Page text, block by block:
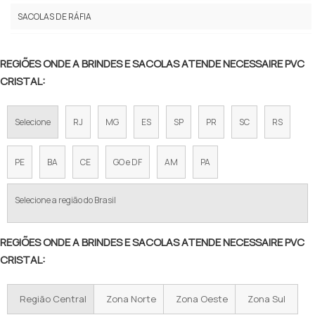
SACOLA DE PVC PERSONALIZADA
MINI SACOLA DE FEIRA DE NYLON ATACADO
NECESSAIRE EM PVC ATACADO
NECESSAIRE PVC COM ZÍPER PREÇO
NECESSAIRE DE PVC TRANSPARENTE PREÇO
FABRICA DE SACOLA EM PVC
SACOLA DE NYLON COM ZÍPER
SACOLAS DE RÁFIA
SACOLAS ECOBAG
SACOLAS PLÁSTICAS
REGIÕES ONDE A BRINDES E SACOLAS ATENDE NECESSAIRE PVC
CRISTAL:
Selecione RJ MG ES SP PR SC RS
PE BA CE GO e DF AM PA
Selecione a região do Brasil
REGIÕES ONDE A BRINDES E SACOLAS ATENDE NECESSAIRE PVC
CRISTAL:
Região Central Zona Norte Zona Oeste Zona Sul